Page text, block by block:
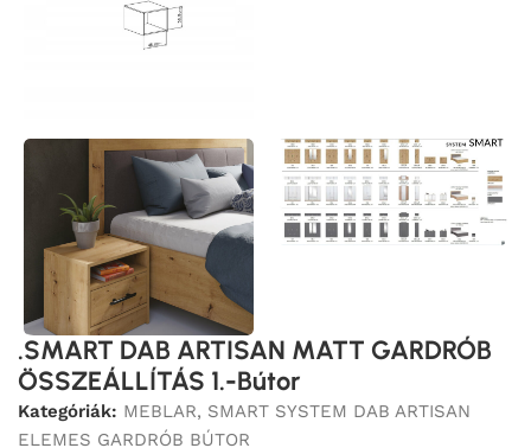
.SMART DAB ARTISAN MATT GARDRÓB
ÖSSZEÁLLÍTÁS 1.-Bútor
Kategóriák: MEBLAR, SMART SYSTEM DAB ARTISAN
ELEMES GARDRÓB BÚTOR